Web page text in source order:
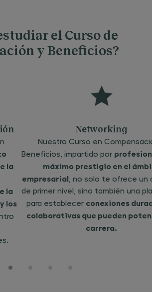
el Curso de
y Beneficios?
la
la
los
Networking
Nuestro Curso en
Beneficios, impartido por
máximo prestigio en el
empresarial , no solo te ofrece un
de primer nivel, sino también una
para establecer conexiones
colaborativas que pueden
carrera.